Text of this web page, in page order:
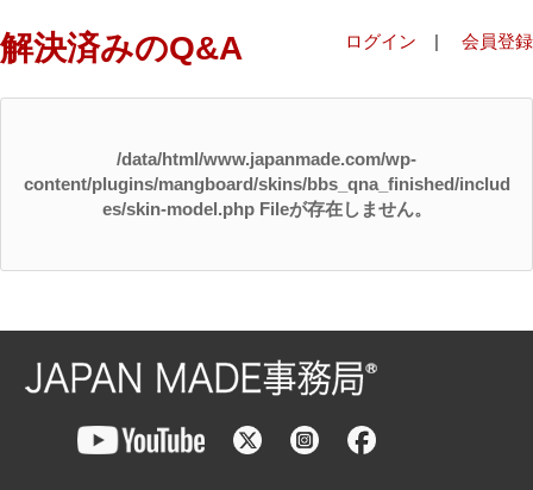
解決済みのQ&A ログイン | 会員登録
/data/html/www.japanmade.com/wp-
content/plugins/mangboard/skins/bbs_qna_finished/includ
es/skin-model.php Fileが存在しません。